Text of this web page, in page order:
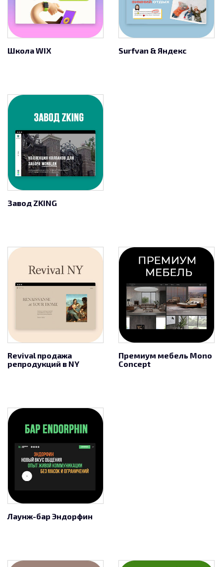
Школа WIX Surfvan & Яндекс
Завод ZKING
Revival продажа
репродукций в NY
Премиум мебель Mono
Concept
Лаунж-бар Эндорфин